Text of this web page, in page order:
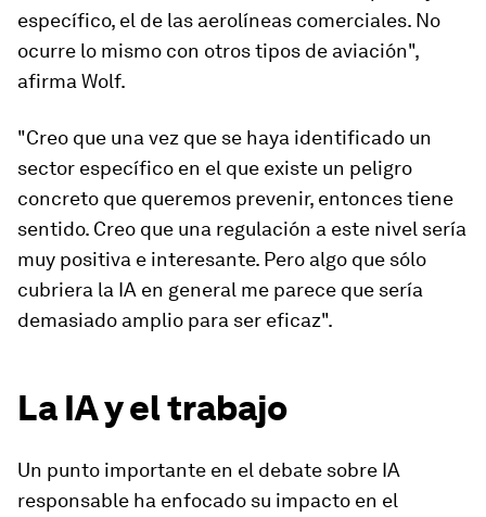
específico, el de las aerolíneas comerciales. No
ocurre lo mismo con otros tipos de aviación",
afirma Wolf.
"Creo que una vez que se haya identificado un
sector específico en el que existe un peligro
concreto que queremos prevenir, entonces tiene
sentido. Creo que una regulación a este nivel sería
muy positiva e interesante. Pero algo que sólo
cubriera la IA en general me parece que sería
demasiado amplio para ser eficaz".
La IA y el trabajo
Un punto importante en el debate sobre IA
responsable ha enfocado su impacto en el